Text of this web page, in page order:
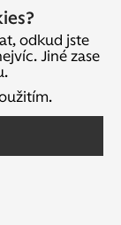
odkud jste
Jiné zase
AKOR
na praxi
.